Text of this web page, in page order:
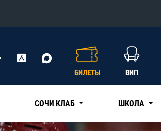
БИЛЕТЫ ВИП
СОЧИ КЛАБ ШКОЛА